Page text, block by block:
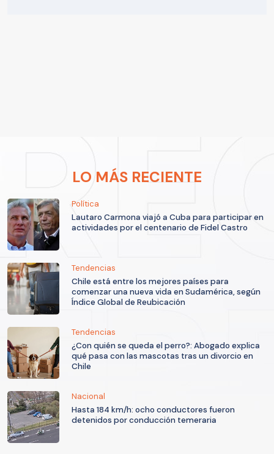
LO MÁS RECIENTE
Política
Lautaro Carmona viajó a Cuba para participar en
actividades por el centenario de Fidel Castro
Tendencias
Chile está entre los mejores países para
comenzar una nueva vida en Sudamérica, según
Índice Global de Reubicación
Tendencias
¿Con quién se queda el perro?: Abogado explica
qué pasa con las mascotas tras un divorcio en
Chile
Nacional
Hasta 184 km/h: ocho conductores fueron
detenidos por conducción temeraria